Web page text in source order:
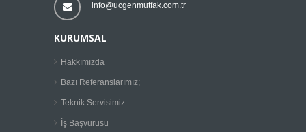
info@ucgenmutfak.com.tr
KURUMSAL
Hakkımızda
Bazı Referanslarımız;
Teknik Servisimiz
İş Başvurusu